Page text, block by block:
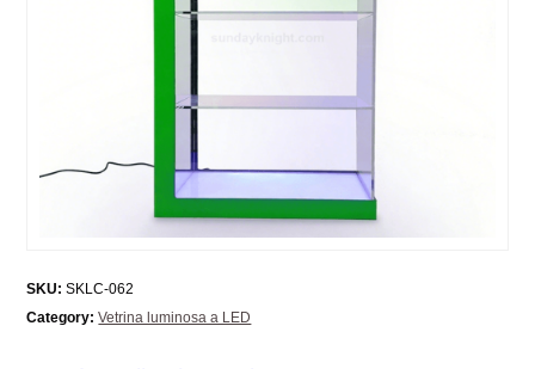
SKU: SKLC-062
Category: Vetrina luminosa a LED